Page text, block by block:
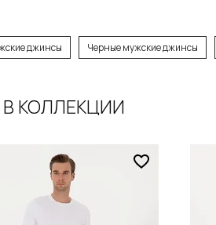
в корзину
джинсы Черные мужские джинсы
КОЛЛЕКЦИИ